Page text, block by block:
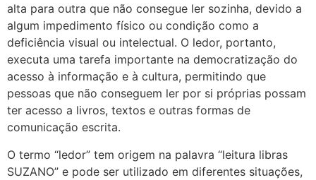
alta para outra que não consegue ler sozinha, devido a
algum impedimento físico ou condição como a
deficiência visual ou intelectual. O ledor, portanto,
executa uma tarefa importante na democratização do
acesso à informação e à cultura, permitindo que
pessoas que não conseguem ler por si próprias possam
ter acesso a livros, textos e outras formas de
comunicação escrita.
O termo “ledor” tem origem na palavra “leitura libras
SUZANO” e pode ser utilizado em diferentes situações,